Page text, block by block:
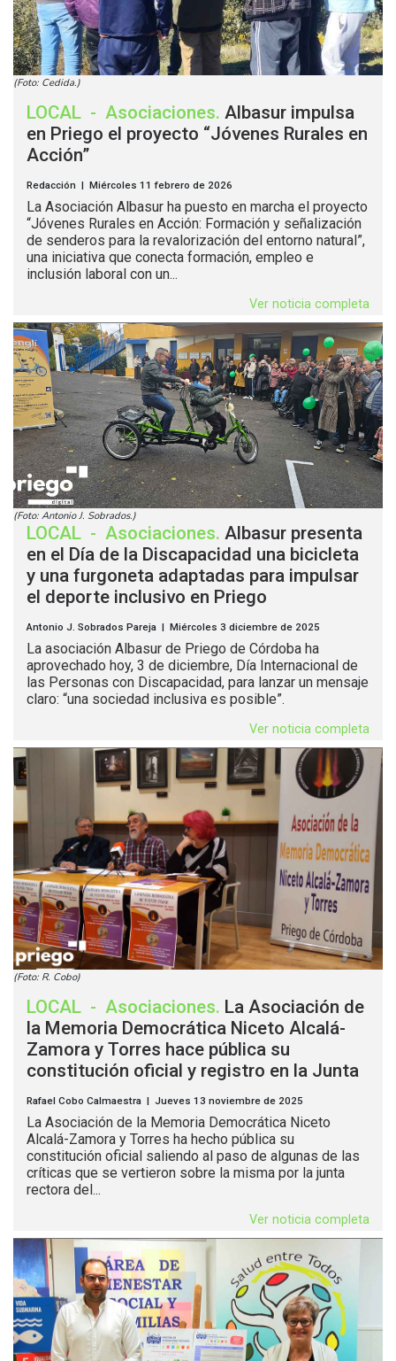
(Foto: Cedida.)
LOCAL - Asociaciones. Albasur impulsa
en Priego el proyecto “Jóvenes Rurales en
Acción”
Redacción | Miércoles 11 febrero de 2026
La Asociación Albasur ha puesto en marcha el proyecto
“Jóvenes Rurales en Acción: Formación y señalización
de senderos para la revalorización del entorno natural”,
una iniciativa que conecta formación, empleo e
inclusión laboral con un...
Ver noticia completa
(Foto: Antonio J. Sobrados.)
LOCAL - Asociaciones. Albasur presenta
en el Día de la Discapacidad una bicicleta
y una furgoneta adaptadas para impulsar
el deporte inclusivo en Priego
Antonio J. Sobrados Pareja | Miércoles 3 diciembre de 2025
La asociación Albasur de Priego de Córdoba ha
aprovechado hoy, 3 de diciembre, Día Internacional de
las Personas con Discapacidad, para lanzar un mensaje
claro: “una sociedad inclusiva es posible”.
Ver noticia completa
(Foto: R. Cobo)
LOCAL - Asociaciones. La Asociación de
la Memoria Democrática Niceto Alcalá-
Zamora y Torres hace pública su
constitución oficial y registro en la Junta
Rafael Cobo Calmaestra | Jueves 13 noviembre de 2025
La Asociación de la Memoria Democrática Niceto
Alcalá-Zamora y Torres ha hecho pública su
constitución oficial saliendo al paso de algunas de las
críticas que se vertieron sobre la misma por la junta
rectora del...
Ver noticia completa